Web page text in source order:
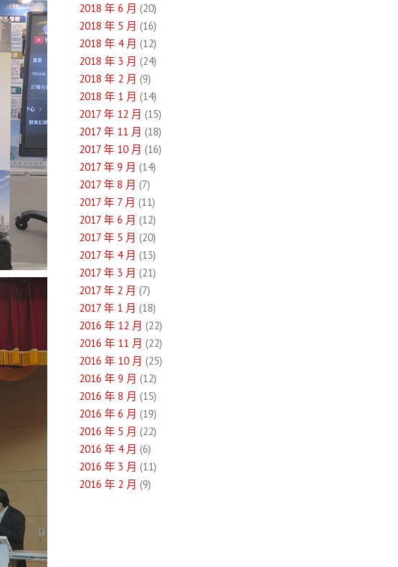
2018 年 6 月 (20)
2018 年 5 月 (16)
2018 年 4 月 (12)
2018 年 3 月 (24)
2018 年 2 月 (9)
2018 年 1 月 (14)
2017 年 12 月 (15)
2017 年 11 月 (18)
2017 年 10 月 (16)
2017 年 9 月 (14)
2017 年 8 月 (7)
2017 年 7 月 (11)
2017 年 6 月 (12)
2017 年 5 月 (20)
2017 年 4 月 (13)
2017 年 3 月 (21)
2017 年 2 月 (7)
2017 年 1 月 (18)
2016 年 12 月 (22)
2016 年 11 月 (22)
2016 年 10 月 (25)
2016 年 9 月 (12)
2016 年 8 月 (15)
2016 年 6 月 (19)
2016 年 5 月 (22)
2016 年 4 月 (6)
2016 年 3 月 (11)
2016 年 2 月 (9)